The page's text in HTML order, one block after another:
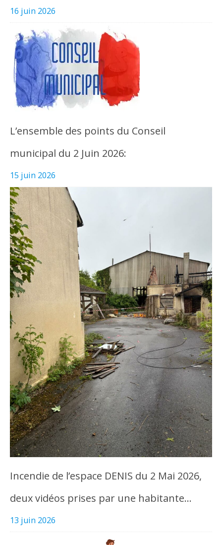
16 juin 2026
L’ensemble des points du Conseil
municipal du 2 Juin 2026:
15 juin 2026
Incendie de l’espace DENIS du 2 Mai 2026,
deux vidéos prises par une habitante…
13 juin 2026